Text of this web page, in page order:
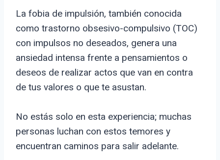
La fobia de impulsión, también conocida
como trastorno obsesivo-compulsivo (TOC)
con impulsos no deseados, genera una
ansiedad intensa frente a pensamientos o
deseos de realizar actos que van en contra
de tus valores o que te asustan.
No estás solo en esta experiencia; muchas
personas luchan con estos temores y
encuentran caminos para salir adelante.